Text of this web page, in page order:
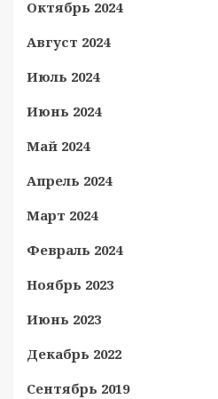
Октябрь 2024
Август 2024
Июль 2024
Июнь 2024
Май 2024
Апрель 2024
Март 2024
Февраль 2024
Ноябрь 2023
Июнь 2023
Декабрь 2022
Сентябрь 2019